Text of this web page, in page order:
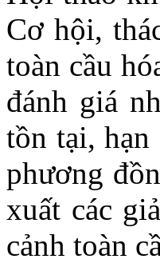
Cơ hội,
toàn cầu
đánh giá
tồn tại, hạn
phương
xuất các
cảnh toàn